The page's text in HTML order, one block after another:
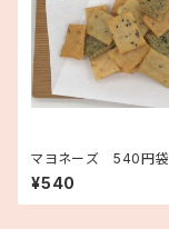
マヨネーズ 540円袋
¥540